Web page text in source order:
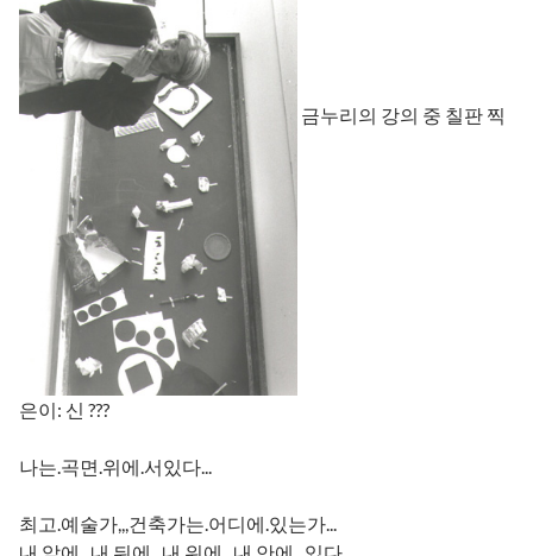
금누리의 강의 중 칠판 찍
은이: 신 ???
나는.곡면.위에.서있다...
최고.예술가,,,건축가는.어디에.있는가...